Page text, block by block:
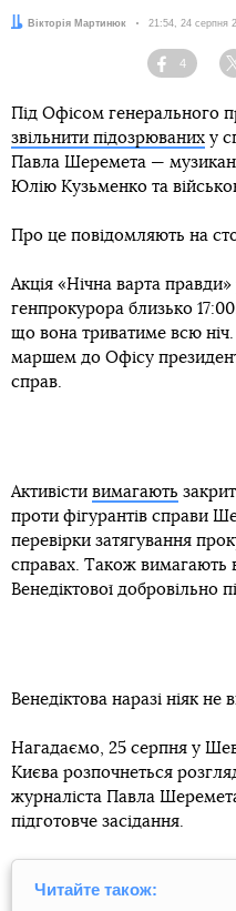
Автор:Вікторія Мартинюк Дата:
21:54, 24 серпня
Facebook
4
Під Офісом генерального
звільнити підозрюваних у
Павла Шеремета —
Юлію Кузьменко та
Про це повідомляють на
Акція «Нічна варта
генпрокурора близько
що вона триватиме всю
маршем до Офісу
справ.
Активісти вимагають
проти фігурантів справи
перевірки затягування
справах. Також вимагають
Венедіктової добровільно
Венедіктова наразі ніяк не
Нагадаємо, 25 серпня у
Києва розпочнеться
журналіста Павла
підготовче засідання.
Читайте також: